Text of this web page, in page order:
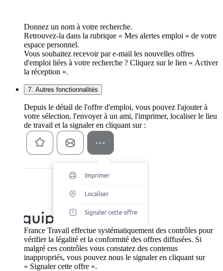
Donnez un nom à votre recherche.
Retrouvez-la dans la rubrique « Mes alertes emploi » de votre
espace personnel.
Vous souhaitez recevoir par e-mail les nouvelles offres
d'emploi liées à votre recherche ? Cliquez sur le lien « Activer
la réception ».
7. Autres fonctionnalités
Depuis le détail de l'offre d'emploi, vous pouvez l'ajouter à
votre sélection, l'envoyer à un ami, l'imprimer, localiser le lieu
de travail et la signaler en cliquant sur :
France Travail effectue systématiquement des contrôles pour
vérifier la légalité et la conformité des offres diffusées. Si
malgré ces contrôles vous constatez des contenus
inappropriés, vous pouvez nous le signaler en cliquant sur
« Signaler cette offre ».